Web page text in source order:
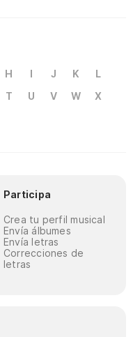
H I J K
L
T U V W
X
Participa
Crea tu perfil musical
Envía álbumes
Envía letras
Correcciones de
letras